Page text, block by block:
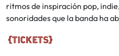
ritmos de inspiración pop,
sonoridades que la banda ha